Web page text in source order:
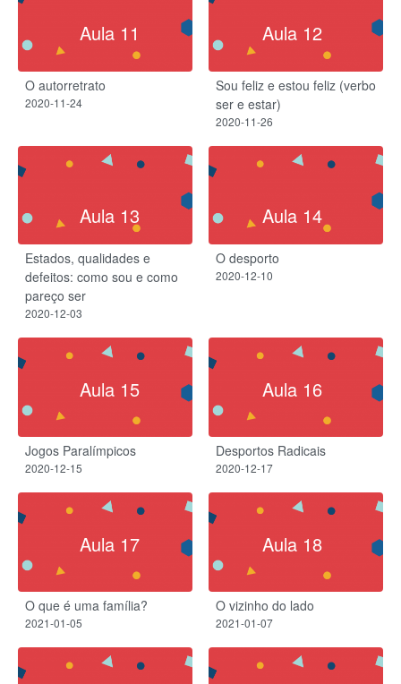
Aula 11
O autorretrato
2020-11-24
Aula 12
Sou feliz e estou feliz (verbo
ser e estar)
2020-11-26
Aula 13
Estados, qualidades e
defeitos: como sou e como
pareço ser
2020-12-03
Aula 14
O desporto
2020-12-10
Aula 15
Jogos Paralímpicos
2020-12-15
Aula 16
Desportos Radicais
2020-12-17
Aula 17
O que é uma família?
2021-01-05
Aula 18
O vizinho do lado
2021-01-07